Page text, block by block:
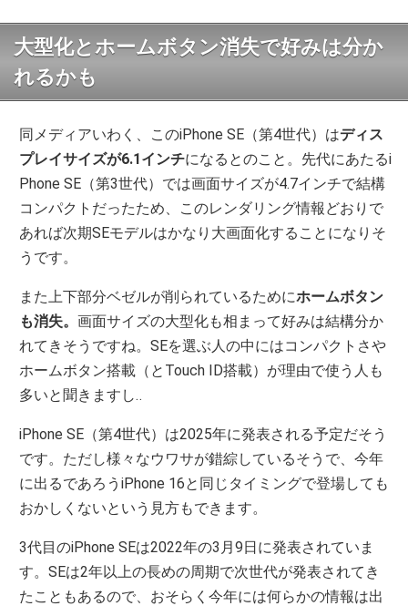
大型化とホームボタン消失で好みは分か
れるかも
同メディアいわく、このiPhone SE（第4世代）はディス
プレイサイズが6.1インチになるとのこと。先代にあたるi
Phone SE（第3世代）では画面サイズが4.7インチで結構
コンパクトだったため、このレンダリング情報どおりで
あれば次期SEモデルはかなり大画面化することになりそ
うです。
また上下部分ベゼルが削られているためにホームボタン
も消失。画面サイズの大型化も相まって好みは結構分か
れてきそうですね。SEを選ぶ人の中にはコンパクトさや
ホームボタン搭載（とTouch ID搭載）が理由で使う人も
多いと聞きますし‥
iPhone SE（第4世代）は2025年に発表される予定だそう
です。ただし様々なウワサが錯綜しているそうで、今年
に出るであろうiPhone 16と同じタイミングで登場しても
おかしくないという見方もできます。
3代目のiPhone SEは2022年の3月9日に発表されていま
す。SEは2年以上の長めの周期で次世代が発表されてき
たこともあるので、おそらく今年には何らかの情報は出